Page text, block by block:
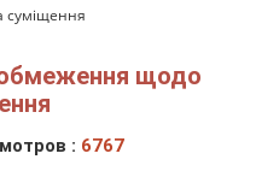
суміщення
щодо
: 6767